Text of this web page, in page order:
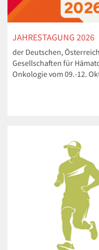
JAHRESTAGUNG 2026
der Deutschen,
Gesellschaften für
Onkologie vom 09.-12.